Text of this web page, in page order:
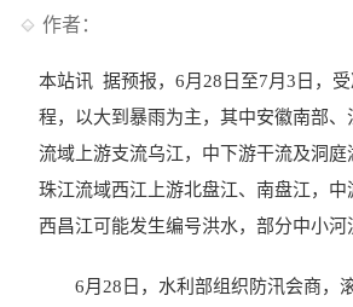
作者：
本站讯 据预报，6月28日至7月3日，
程，以大到暴雨为主，其中安徽南部
流域上游支流乌江，中下游干流及洞
珠江流域西江上游北盘江、南盘江，
西昌江可能发生编号洪水，部分中小河
6月28日，水利部组织防汛会商，